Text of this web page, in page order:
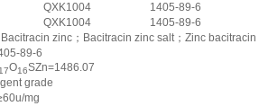
QXK1004 1405-89-6
QXK1004 1405-89-6
Bacitracin zinc ； Bacitracin zinc salt； Zinc bacitracin
89-6
O16SZn=1486.07
grade
mg